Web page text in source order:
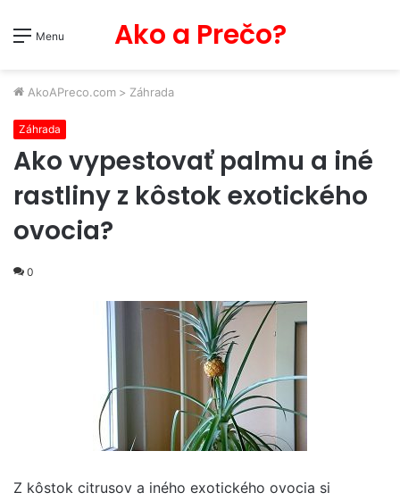
Menu Ako a Prečo?
AkoAPreco.com > Záhrada
Záhrada
Ako vypestovať palmu a iné
rastliny z kôstok exotického
ovocia?
0
Z kôstok citrusov a iného exotického ovocia si